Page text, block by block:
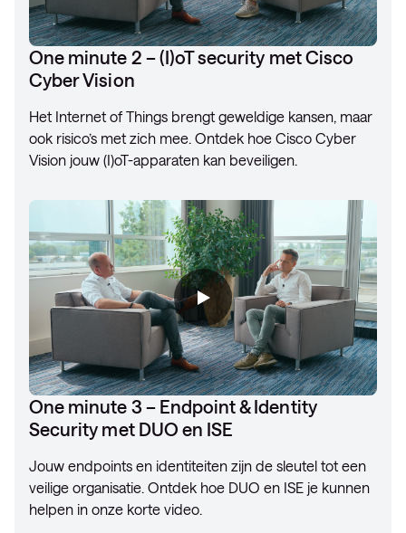
One minute 2 – (I)oT security met Cisco
Cyber Vision
Het Internet of Things brengt geweldige kansen, maar
ook risico’s met zich mee. Ontdek hoe Cisco Cyber
Vision jouw (I)oT-apparaten kan beveiligen.
One minute 3 – Endpoint & Identity
Security met DUO en ISE
Jouw endpoints en identiteiten zijn de sleutel tot een
veilige organisatie. Ontdek hoe DUO en ISE je kunnen
helpen in onze korte video.